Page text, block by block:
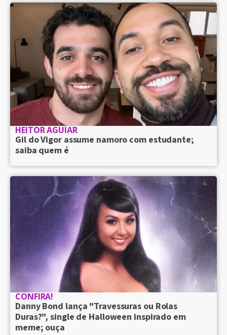
HEITOR AGUIAR
Gil do Vigor assume namoro com estudante;
saiba quem é
CONFIRA!
Danny Bond lança "Travessuras ou Rolas
Duras?", single de Halloween inspirado em
meme; ouça